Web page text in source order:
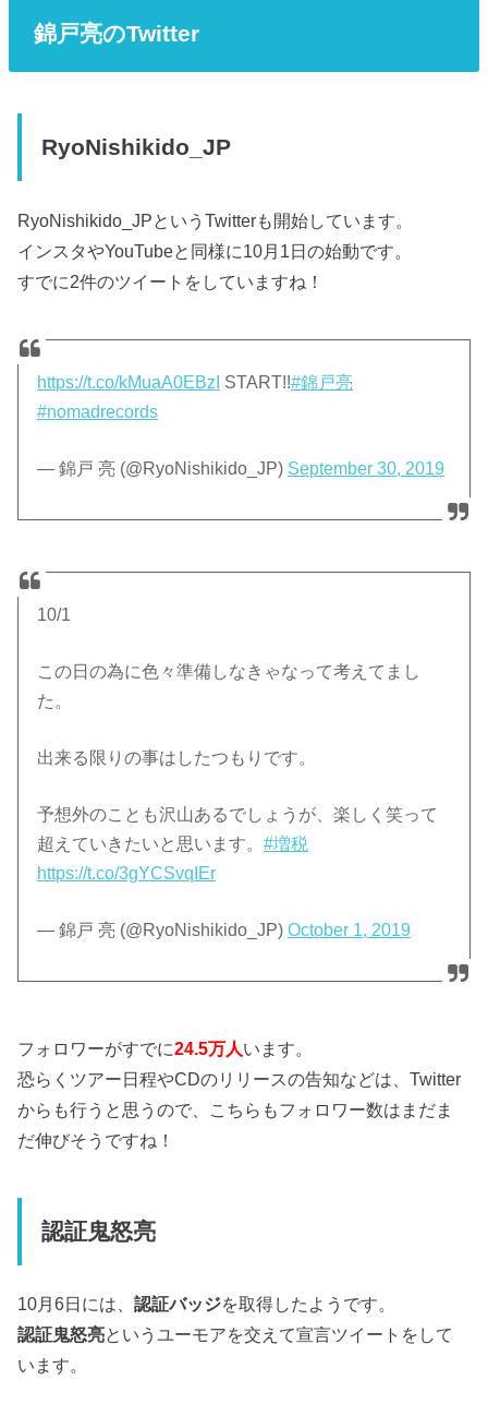
錦戸亮のTwitter
RyoNishikido_JP
RyoNishikido_JPというTwitterも開始しています。
インスタやYouTubeと同様に10月1日の始動です。
すでに2件のツイートをしていますね！
https://t.co/kMuaA0EBzI START!!#錦戸亮
#nomadrecords
— 錦戸 亮 (@RyoNishikido_JP) September 30, 2019
10/1
この日の為に色々準備しなきゃなって考えてまし
た。
出来る限りの事はしたつもりです。
予想外のことも沢山あるでしょうが、楽しく笑って
超えていきたいと思います。#増税
https://t.co/3gYCSvqIEr
— 錦戸 亮 (@RyoNishikido_JP)October 1, 2019
フォロワーがすでに24.5万人います。
恐らくツアー日程やCDのリリースの告知などは、Twitter
からも行うと思うので、こちらもフォロワー数はまだま
だ伸びそうですね！
認証鬼怒亮
10月6日には、認証バッジを取得したようです。
認証鬼怒亮というユーモアを交えて宣言ツイートをして
います。